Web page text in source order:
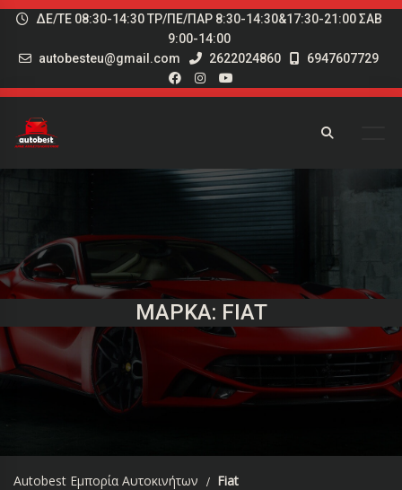
ΔΕ/ΤΕ 08:30-14:30 ΤΡ/ΠΕ/ΠΑΡ 8:30-14:30&17:30-21:00 ΣΑΒ
9:00-14:00
autobesteu@gmail.com
2622024860 6947607729
ΜΆΡΚΑ: FIAT
Autobest Εμπορία Αυτοκινήτων Fiat